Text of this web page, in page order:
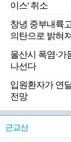
이스' 취소
창녕 중부내륙
의탄으로 밝혀져
울산시 폭염·가
나선다
입원환자가 연
전망
근교산